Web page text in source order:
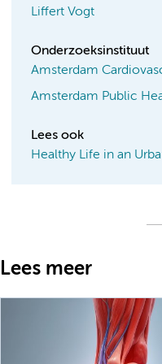
Liffert Vogt
Onderzoeksinstituut
Amsterdam
Amsterdam Public
Lees ook
Healthy Life in an
Lees meer